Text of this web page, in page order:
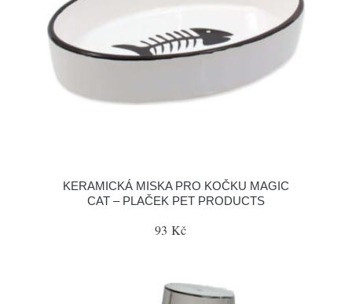
KERAMICKÁ MISKA PRO KOČKU MAGIC
CAT – PLAČEK PET PRODUCTS
93 Kč